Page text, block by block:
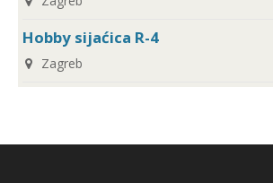
Hobby sijaćica R-4
Zagreb